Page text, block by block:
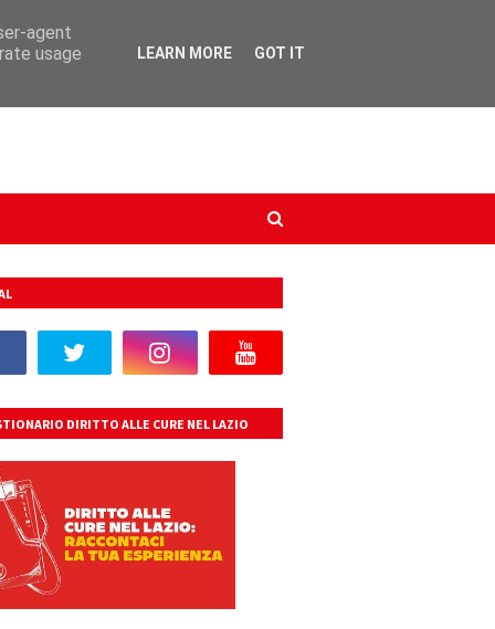
DIRITTO ALLE CURE NEL LAZIO
agent
usage
LEARN MORE GOT IT